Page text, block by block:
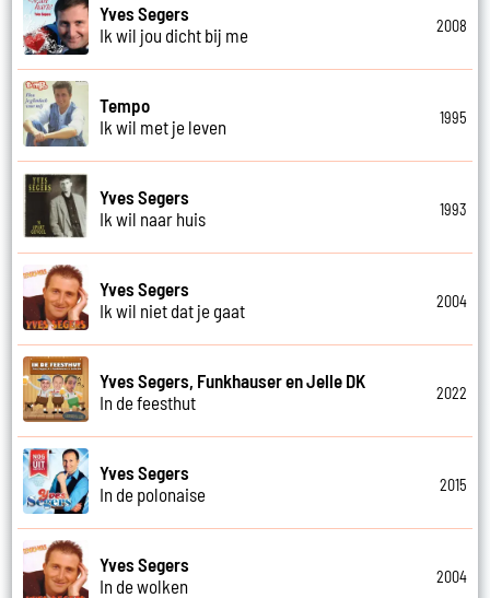
Yves Segers
Ik wil jou dicht bij me
2008
Tempo
Ik wil met je leven
1995
Yves Segers
Ik wil naar huis
1993
Yves Segers
Ik wil niet dat je gaat
2004
Yves Segers, Funkhauser en Jelle DK
In de feesthut
2022
Yves Segers
In de polonaise
2015
Yves Segers
In de wolken
2004